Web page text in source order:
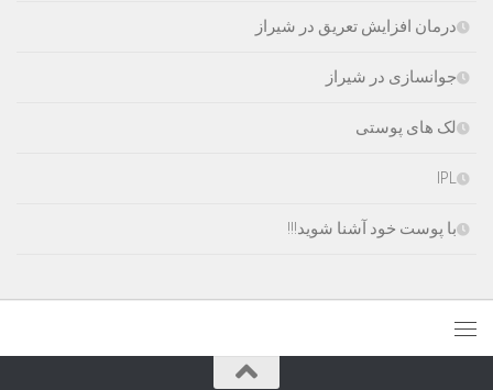
درمان افزایش تعریق در شیراز
جوانسازی در شیراز
لک های پوستی
IPL
با پوست خود آشنا شوید!!!